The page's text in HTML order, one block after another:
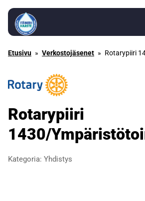
Siirry sisältöön
Etusivu » Verkostojäsenet » Rotarypiiri
Rotarypiiri
1430/
Kategoria: Yhdistys